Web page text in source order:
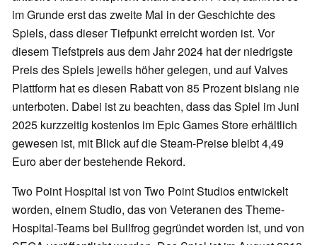
im Grunde erst das zweite Mal in der Geschichte des
Spiels, dass dieser Tiefpunkt erreicht worden ist. Vor
diesem Tiefstpreis aus dem Jahr 2024 hat der niedrigste
Preis des Spiels jeweils höher gelegen, und auf Valves
Plattform hat es diesen Rabatt von 85 Prozent bislang nie
unterboten. Dabei ist zu beachten, dass das Spiel im Juni
2025 kurzzeitig kostenlos im Epic Games Store erhältlich
gewesen ist, mit Blick auf die Steam-Preise bleibt 4,49
Euro aber der bestehende Rekord.
Two Point Hospital ist von Two Point Studios entwickelt
worden, einem Studio, das von Veteranen des Theme-
Hospital-Teams bei Bullfrog gegründet worden ist, und von